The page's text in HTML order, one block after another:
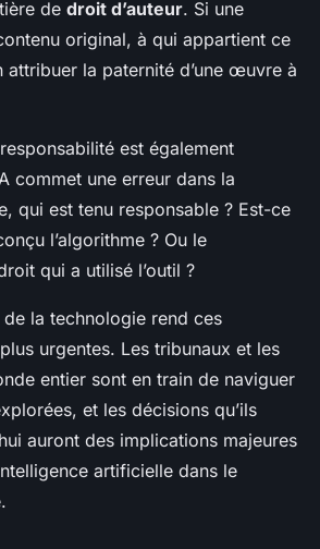
de droit d’auteur. Si une
original, à qui appartient ce
attribuer la paternité d’une œuvre à
est également
commet une erreur dans la
qui est tenu responsable ? Est-ce
l’algorithme ? Ou le
qui a utilisé l’outil ?
de la technologie rend ces
urgentes. Les tribunaux et les
entier sont en train de naviguer
et les décisions qu’ils
auront des implications majeures
artificielle dans le